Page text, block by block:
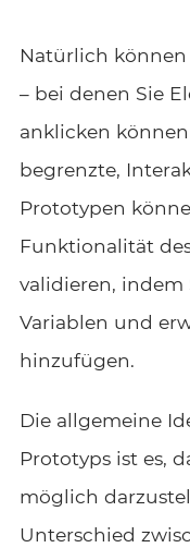
Natürlich
– bei denen Sie
anklicken
begrenzte,
Prototypen
Funktionalität
validieren, indem
Variablen und
hinzufügen.
Die allgemeine
Prototyps ist es,
möglich
Unterschied